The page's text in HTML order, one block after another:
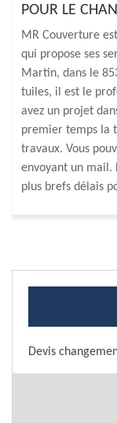
POUR LE
MR Couverture
qui propose ses
Martin, dans le
tuiles, il est le
avez un projet
premier temps la
travaux. Vous
envoyant un mail.
plus brefs délais
Devis